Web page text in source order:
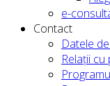
e-
Contact
Datele
Relații cu